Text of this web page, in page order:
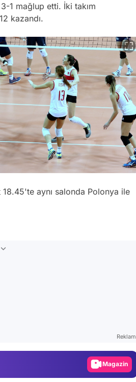
1 mağlup etti. İki takım
kazandı.
18.45'te aynı salonda Polonya ile
Reklam
Magazin